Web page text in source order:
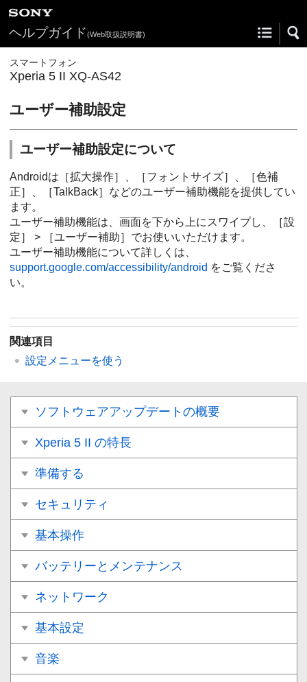
ヘルプガイド(Web取扱説明書)
スマートフォン
Xperia 5 II XQ-AS42
ユーザー補助設定
ユーザー補助設定について
Androidは［拡大操作］、［フォントサイズ］、［色補
正］、［TalkBack］などのユーザー補助機能を提供してい
ます。
ユーザー補助機能は、画面を下から上にスワイプし、［設
定］ > ［ユーザー補助］でお使いいただけます。
ユーザー補助機能について詳しくは、
support.google.com/accessibility/android をご覧くださ
い。
関連項目
設定メニューを使う
ソフトウェアアップデートの概要
Xperia 5 II の特長
準備する
セキュリティ
基本操作
バッテリーとメンテナンス
ネットワーク
基本設定
音楽